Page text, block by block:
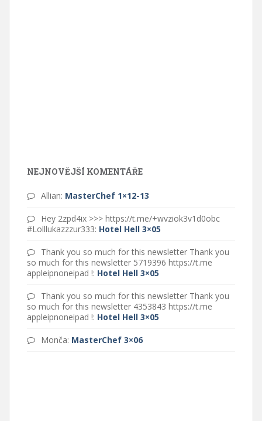
NEJNOVĚJŠÍ KOMENTÁŘE
Allian: MasterChef 1×12-13
Hey 2zpd4ix >>> https://t.me/+wvziok3v1d0obc
#Lolllukazzzur333: Hotel Hell 3×05
Thank you so much for this newsletter Thank you
so much for this newsletter 5719396 https://t.me
appleipnoneipad !: Hotel Hell 3×05
Thank you so much for this newsletter Thank you
so much for this newsletter 4353843 https://t.me
appleipnoneipad !: Hotel Hell 3×05
Monča: MasterChef 3×06